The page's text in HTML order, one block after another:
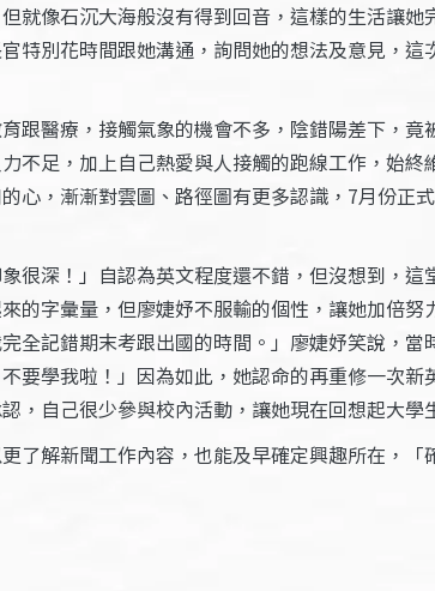
像石沉大海般沒有得到回音，這樣的生活讓她
特別花時間跟她溝通，詢問她的想法及意見，
跟醫療，接觸氣象的機會不多，陰錯陽差下，
不足，加上自己熱愛與人接觸的跑線工作，始
心，漸漸對雲圖、路徑圖有更多認識，7月份正
深！」自認為英文程度還不錯，但沒想到，這
的字彙量，但廖婕妤不服輸的個性，讓她加倍
全記錯期末考跟出國的時間。」廖婕妤笑說，
要學我啦！」因為如此，她認命的再重修一次
自己很少參與校內活動，讓她現在回想起大學
解新聞工作內容，也能及早確定興趣所在，